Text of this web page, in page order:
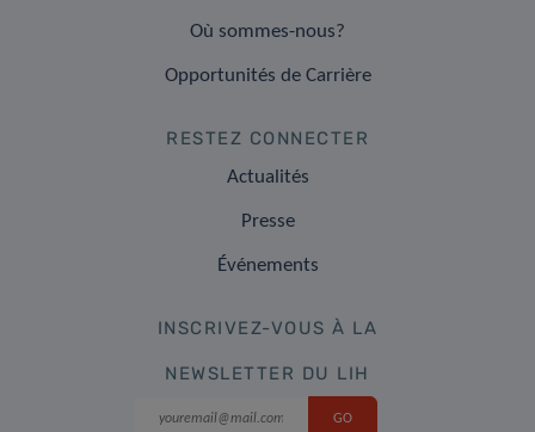
Où sommes-nous?
Opportunités de Carrière
RESTEZ CONNECTER
Actualités
Presse
Événements
INSCRIVEZ-VOUS À LA
NEWSLETTER DU LIH